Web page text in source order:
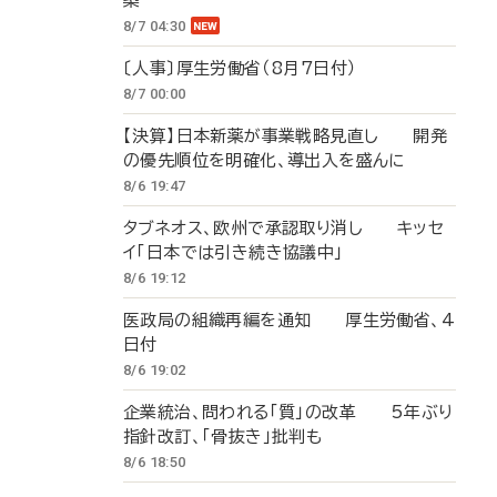
8/7 04:30
〔人事〕厚生労働省（8月7日付）
8/7 00:00
【決算】日本新薬が事業戦略見直し 開発
の優先順位を明確化、導出入を盛んに
8/6 19:47
タブネオス、欧州で承認取り消し キッセ
イ「日本では引き続き協議中」
8/6 19:12
医政局の組織再編を通知 厚生労働省、4
日付
8/6 19:02
企業統治、問われる「質」の改革 5年ぶり
指針改訂、「骨抜き」批判も
8/6 18:50